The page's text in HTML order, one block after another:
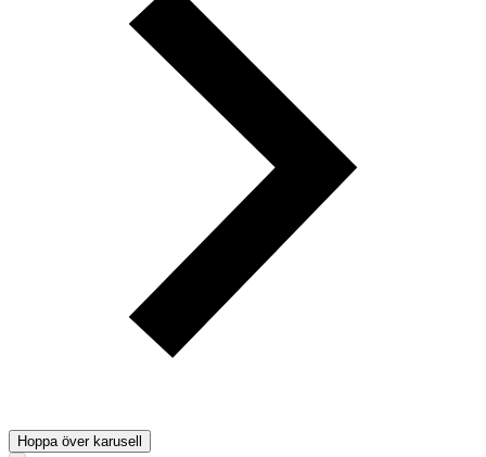
Hoppa över karusell